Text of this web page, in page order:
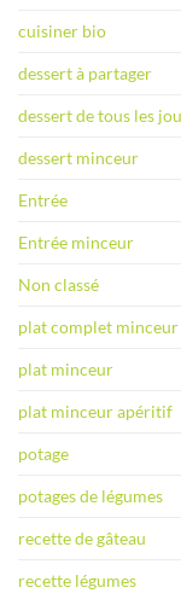
cuisiner bio
dessert à partager
dessert de tous les
dessert minceur
Entrée
Entrée minceur
Non classé
plat complet minceur
plat minceur
plat minceur apéritif
potage
potages de légumes
recette de gâteau
recette légumes